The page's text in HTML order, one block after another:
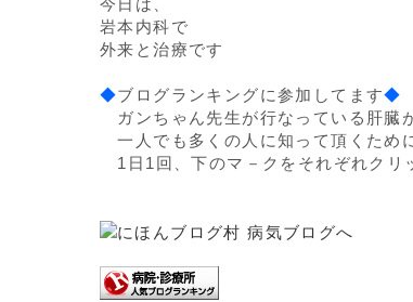
岩本内科で
外来と治療です
◆ブログランキングに参加してます◆
ガンちゃん先生が行なっている肝臓
一人でも多くの人に知って頂くため
1日1回、下のマ－クをそれぞれクリ